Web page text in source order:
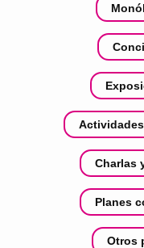
Charlas
Planes
Otros